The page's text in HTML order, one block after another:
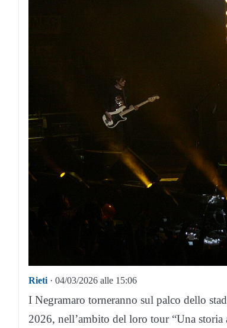
Rieti · 04/03/2026 alle 15:06
I Negramaro torneranno sul palco dello
2026, nell’ambito del loro tour “Una storia